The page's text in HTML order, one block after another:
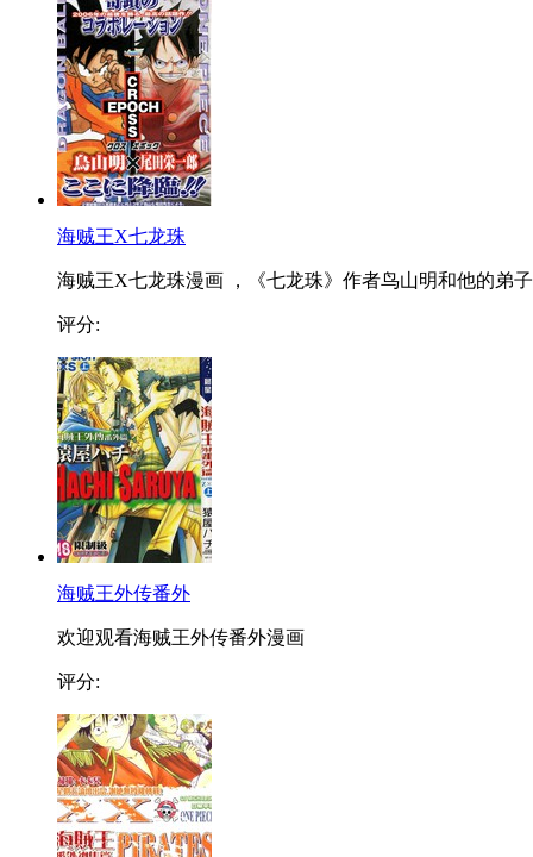
海贼王X七龙珠
海贼王X七龙珠漫画 ，《七龙珠》作者鸟山明和他的弟
评分:
海贼王外传番外
欢迎观看海贼王外传番外漫画
评分: